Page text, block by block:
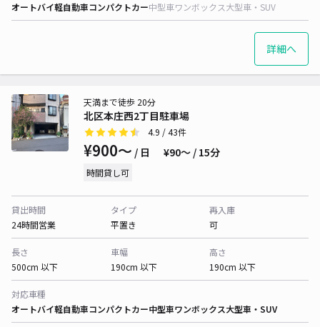
オートバイ軽自動車コンパクトカー中型車ワンボックス大型車・SUV
詳細へ
北区本庄西2丁目駐車場
天満まで徒歩 20分
4.9 / 43件
¥900〜 / 日 ¥90〜 / 15分
時間貸し可
貸出時間
24時間営業
タイプ
平置き
再入庫
可
長さ
500cm 以下
車幅
190cm 以下
高さ
190cm 以下
対応車種
オートバイ軽自動車コンパクトカー中型車ワンボックス大型車・SUV